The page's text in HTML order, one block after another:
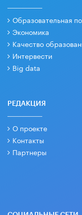
Образовательная
Экономика
Качество
Интервести
Big data
РЕДАКЦИЯ
О проекте
Контакты
Партнеры